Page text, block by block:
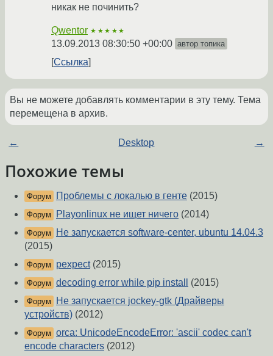
никак не починить?
Qwentor ★★★★★
13.09.2013 08:30:50 +00:00 автор топика
Ссылка
Вы не можете добавлять комментарии в эту тему. Тема
перемещена в архив.
← Desktop →
Похожие темы
Форум Проблемы с локалью в генте (2015)
Форум Playonlinux не ищет ничего (2014)
Форум
Не запускается software-center, ubuntu 14.04.3
(2015)
Форум pexpect(2015)
Форум decoding error while pip install (2015)
Форум
Не запускается jockey-gtk (Драйверы
устройств) (2012)
Форум orca: UnicodeEncodeError: 'ascii' codec can't
encode characters (2012)